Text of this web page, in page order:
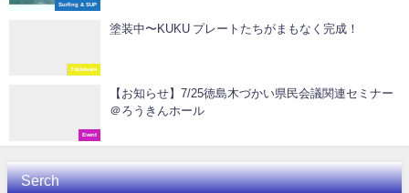
Surfing & SUP
Tableware
塗装中〜KUKU プレートたちがまもなく完成！
Event
【お知らせ】7/25徳島木づかい県民会議関連セミナー
＠ろうきんホール
Serch